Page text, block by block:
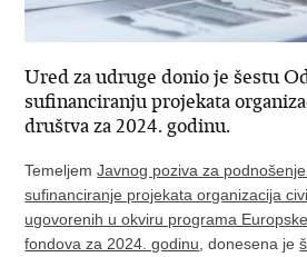
Ured za udruge donio je šestu
sufinanciranju projekata
društva za 2024. godinu.
TemeljemJavnog poziva za
sufinanciranje projekata organizacija
ugovorenih u okviru programa
fondova za 2024. godinu , donesena je